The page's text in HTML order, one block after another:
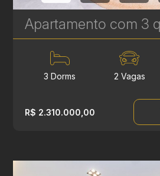
3 Dorms 2 Vagas
R$ 2.310.000,00